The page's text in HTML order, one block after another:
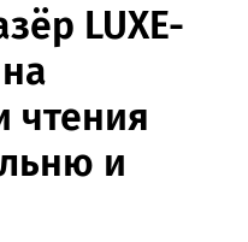
LUXE-
чтения
и